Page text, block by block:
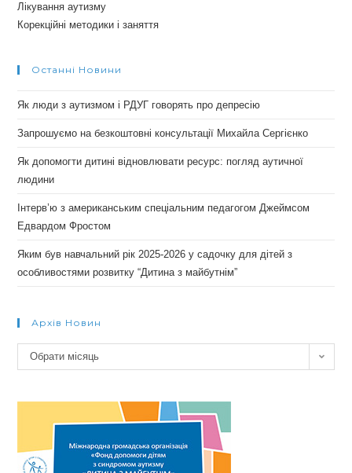
Лікування аутизму
Корекційні методики і заняття
Останні Новини
Як люди з аутизмом і РДУГ говорять про депресію
Запрошуємо на безкоштовні консультації Михайла Сергієнко
Як допомогти дитині відновлювати ресурс: погляд аутичної
людини
Інтерв’ю з американським спеціальним педагогом Джеймсом
Едвардом Фростом
Яким був навчальний рік 2025-2026 у садочку для дітей з
особливостями розвитку “Дитина з майбутнім”
Архів Новин
Архів
новин
Обрати місяць